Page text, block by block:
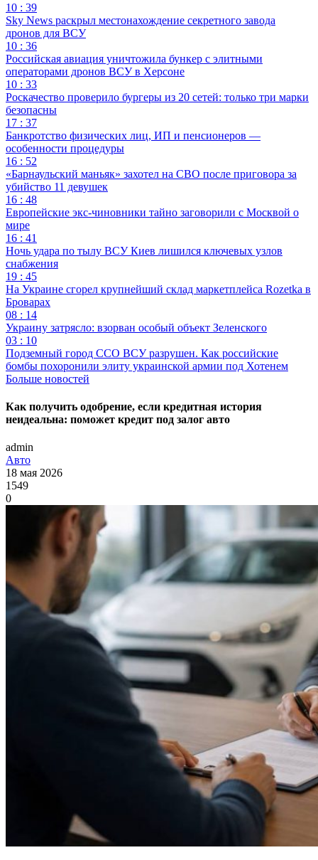
10 : 39
Sky News раскрыл местонахождение секретного завода
дронов для ВСУ
10 : 36
Российская авиация уничтожила бункер с элитными
операторами дронов ВСУ в Херсоне
10 : 33
Роскачество проверило бургеры из 20 сетей: только три марки
безопасны
17 : 37
Банкротство физических лиц, ИП и пенсионеров —
особенности процедуры
16 : 52
«Барнаульский маньяк» захотел на СВО после приговора за
убийство 11 девушек
16 : 48
Европейские экс-чиновники тайно заговорили с Москвой о
мире
16 : 41
Ночь удара по тылу ВСУ Киев лишился ключевых узлов
снабжения
19 : 45
На Украине сгорел крупнейший склад маркетплейса Rozetka в
Броварах
08 : 14
Украину затрясло: взорван особый объект Зеленского
03 : 10
Подземный город ССО ВСУ разрушен. Как российские
бомбы похоронили элиту украинской армии под Хотенем
Больше новостей
Как получить одобрение, если кредитная история
неидеальна: поможет кредит под залог авто
admin
Авто
18 мая 2026
1549
0